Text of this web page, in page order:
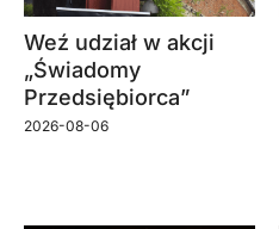
Weź udział w akcji
„Świadomy
Przedsiębiorca”
2026-08-06